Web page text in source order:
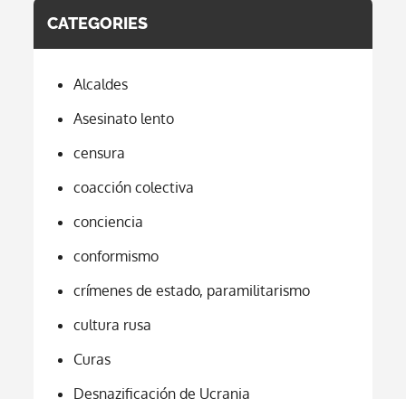
CATEGORIES
Alcaldes
Asesinato lento
censura
coacción colectiva
conciencia
conformismo
crímenes de estado, paramilitarismo
cultura rusa
Curas
Desnazificación de Ucrania